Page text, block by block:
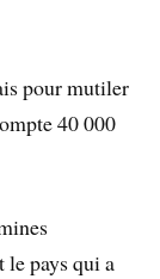
pour mutiler
40 000
le pays qui a